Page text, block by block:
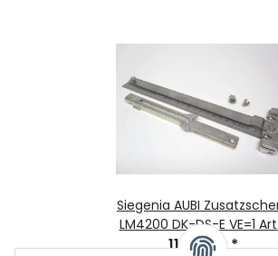
Siegenia AUBI
LM4200 DK-DS-E VE=1 Art.-
Nr. 857076
11,19 EUR*